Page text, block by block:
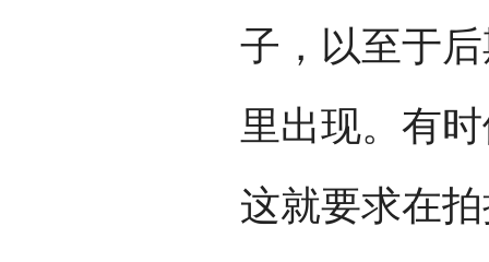
子，以至于
里出现。有
这就要求在